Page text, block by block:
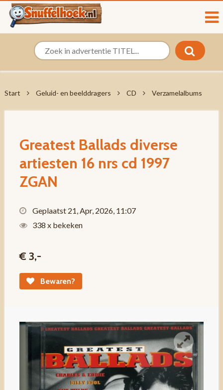
Start Geluid- en beelddragers CD Verzamelalbums
Greatest Ballads diverse
artiesten 16 nrs cd 1997
ZGAN
Geplaatst 21, Apr, 2026, 11:07
338 x bekeken
€ 3,-
Bewaren?